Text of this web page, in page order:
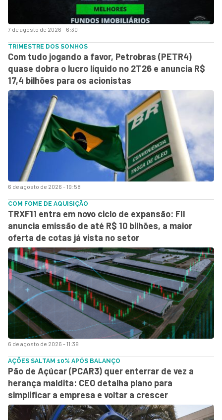
7 de agosto de 2026 - 6:30
6 de agosto de 2026 - 19:58
TRIMESTRE DOS SONHOS
Com tudo jogando a favor, Petrobras (PETR4)
quase dobra o lucro líquido no 2T26 e anuncia R$
17,4 bilhões para os acionistas
6 de agosto de 2026 - 11:39
COM FOME DE AQUISIÇÃO
TRXF11 entra em novo ciclo de expansão: FII
anuncia emissão de até R$ 10 bilhões, a maior
oferta de cotas já vista no setor
AÇÕES SALTAM 10% APÓS BALANÇO
Pão de Açúcar (PCAR3) quer enterrar de vez a
herança maldita: CEO detalha plano para
simplificar a empresa e voltar a crescer